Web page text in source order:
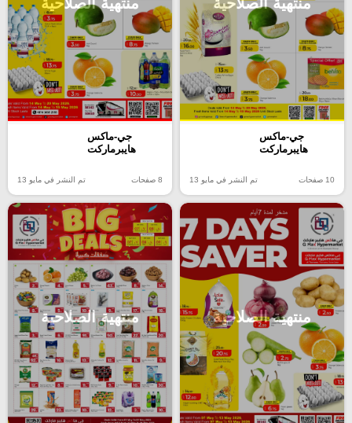
جي-ماكس
هايبرماركت
10 صفحات تم النشر في مايو 13
جي-ماكس
هايبرماركت
8 صفحات تم النشر في مايو 13
منتهية الصلاحية منتهية الصلاحية